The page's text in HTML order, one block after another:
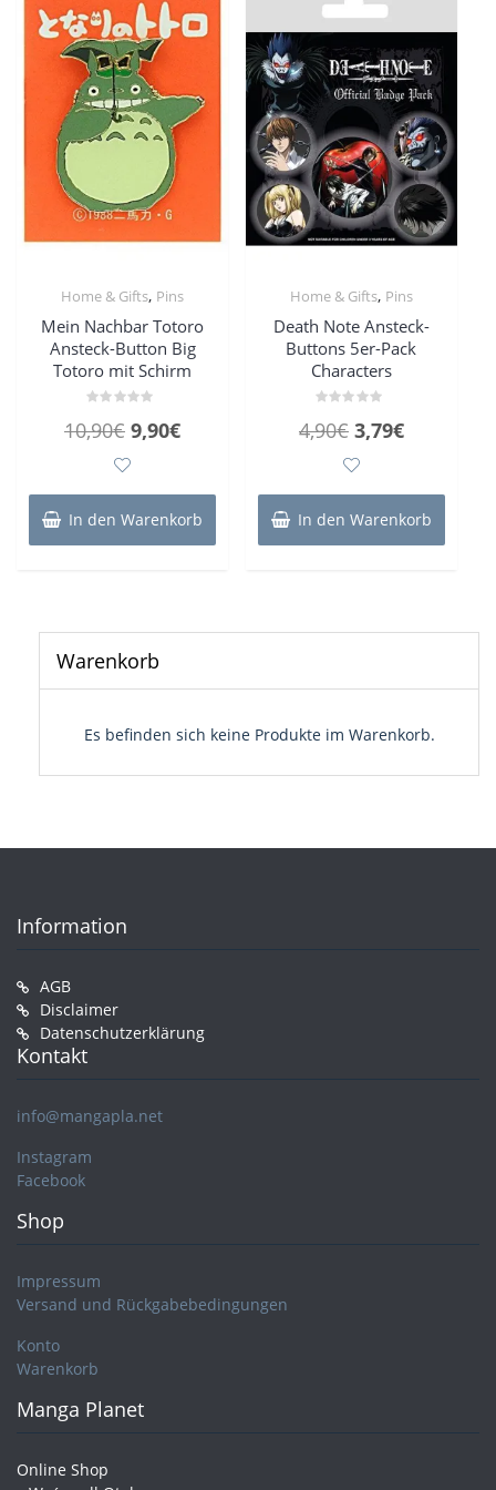
Home & Gifts, Pins
Mein Nachbar Totoro
Ansteck-Button Big
Totoro mit Schirm
mit
0
10,90€ Ursprünglicher
Preis
war:
10,90€
9,90€Aktueller
ist:
9,90€.
In den Warenkorb
Home & Gifts, Pins
Death Note Ansteck-
Buttons 5er-Pack
Characters
mit
4,90€ Ursprünglicher
Preis
war:
4,90€
3,79€Aktueller
ist:
3,79€.
In den Warenkorb
Warenkorb
Es befinden sich keine Produkte im Warenkorb.
Information
AGB
Disclaimer
Datenschutzerklärung
Kontakt
info@mangapla.net
Instagram
Facebook
Shop
Impressum
Versand und Rückgabebedingungen
Konto
Warenkorb
Manga Planet
Online Shop